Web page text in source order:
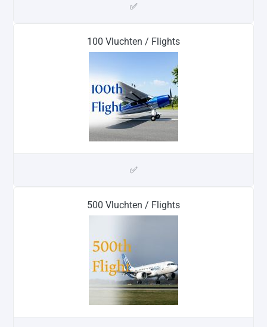
✅
100 Vluchten / Flights
✅
500 Vluchten / Flights